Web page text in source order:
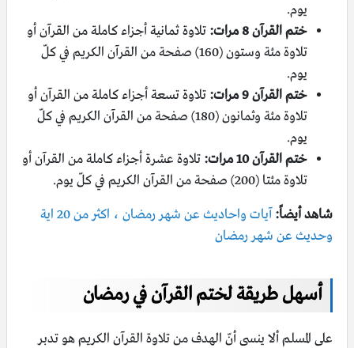
يوم.
ختم القرآن 8 مرات:
تلاوة ثمانية أجزاء كاملة من القرآن أو
تلاوة مئة وستون (160) صفحة من القرآن الكريم في كلّ
يوم.
ختم القرآن 9 مرات:
تلاوة تسعة أجزاء كاملة من القرآن أو
تلاوة مئة وثمانون (180) صفحة من القرآن الكريم في كلّ
يوم.
ختم القرآن 10 مرات:
تلاوة عشرة أجزاء كاملة من القرآن أو
تلاوة مئتا (200) صفحة من القرآن الكريم في كلّ يوم.
شاهد أيضاً:
آيات واحاديث عن شهر رمضان ، اكثر من 20 اية
وحديث عن شهر رمضان
أسهل طريقة لختم القرآن في رمضان
على المسلم ألا ينسى أنّ الهدف من تلاوة القرآن الكريم هو تدبر